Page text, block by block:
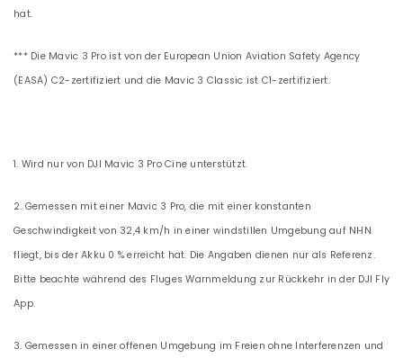
hat.
*** Die Mavic 3 Pro ist von der European Union Aviation Safety Agency
(EASA) C2-zertifiziert und die Mavic 3 Classic ist C1-zertifiziert.
1. Wird nur von DJI Mavic 3 Pro Cine unterstützt.
2. Gemessen mit einer Mavic 3 Pro, die mit einer konstanten
Geschwindigkeit von 32,4 km/h in einer windstillen Umgebung auf NHN
fliegt, bis der Akku 0 % erreicht hat. Die Angaben dienen nur als Referenz.
Bitte beachte während des Fluges Warnmeldung zur Rückkehr in der DJI Fly
App.
3. Gemessen in einer offenen Umgebung im Freien ohne Interferenzen und